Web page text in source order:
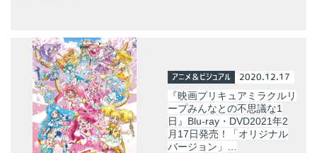
アニメ＆ビジュアル 2020.12.17
『映画プリキュアミラクルリ
ープみんなとの不思議な1
日』Blu-ray・DVD2021年2
月17日発売！「オリジナル
バージョン」…